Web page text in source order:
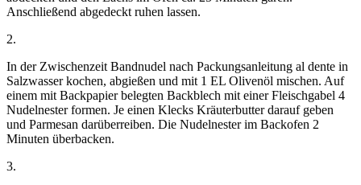
Anschließend abgedeckt ruhen lassen.
2.
In der Zwischenzeit Bandnudel nach Packungsanleitung al dente in
Salzwasser kochen, abgießen und mit 1 EL Olivenöl mischen. Auf
einem mit Backpapier belegten Backblech mit einer Fleischgabel 4
Nudelnester formen. Je einen Klecks Kräuterbutter darauf geben
und Parmesan darüberreiben. Die Nudelnester im Backofen 2
Minuten überbacken.
3.